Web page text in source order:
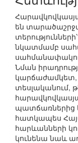
են
նկատմամբ
Նման
կարճաժամկետ,
տեսլականում,
պատճառներից
հատկապես
հարևանների
կունենա նաև